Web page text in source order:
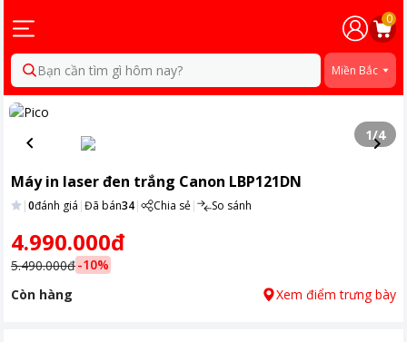
0
Bạn cần tìm gì hôm nay? Miền Bắc
1/4
Máy in laser đen trắng Canon LBP121DN
|0đánh giá |Đã bán34| Chia sẻ| So sánh
4.990.000đ
5.490.000đ-10%
Còn hàng
Xem điểm trưng bày